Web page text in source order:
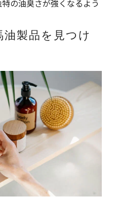
の油臭さが強くなるよう
製品を見つけ